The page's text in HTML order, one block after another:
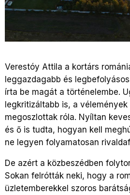
Verestóy Attila a kortárs
leggazdagabb és
írta be magát a történelembe.
legkritizáltabb is, a vélemények
megoszlottak róla. Nyíltan
és ő is tudta, hogyan kell
ne legyen folyamatosan
De azért a közbeszédben
Sokan felrótták neki, hogy a
üzletemberekkel szoros